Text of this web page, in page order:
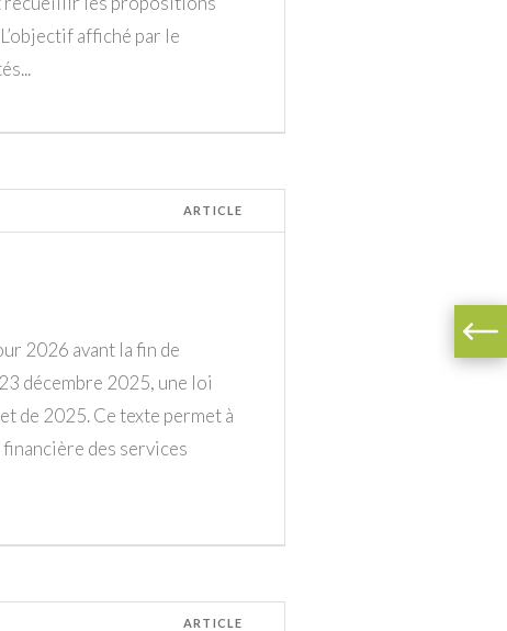
affiché par le
ARTICLE
2026 avant la fin de
décembre 2025, une loi
de 2025. Ce texte permet à
financière des services
ARTICLE